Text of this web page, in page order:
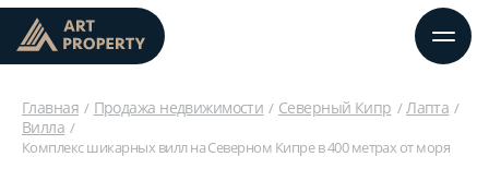
Главная Продажа недвижимости Северный Кипр
Лапта
Вилла
Комплекс шикарных вилл на Северном Кипре в 400 метрах от моря